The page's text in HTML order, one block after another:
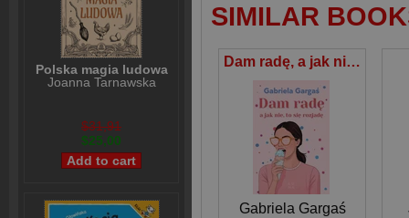
Polska magia ludowa
Joanna Tarnawska
$31,91
$25,00
SIMILAR
Dam radę, a jak nie, to się rozjadę
Gabriela Gargaś